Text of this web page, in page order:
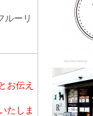
ルーリ
お伝え
たしま